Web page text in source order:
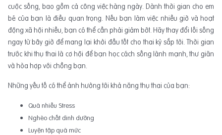
cuộc sống, bao gồm cả công việc hàng ngày. Dành thời gian cho em
bé của bạn là điều quan trọng. Nếu bạn làm việc nhiều giờ và hoạt
động xã hội nhiều, bạn có thể cần phải giảm bớt. Hãy thay đổi lối sống
ngay từ bây giờ để mang lại khởi đầu tốt cho thai kỳ sắp tới. Thời gian
trước khi thụ thai là cơ hội để bạn học cách sống lành mạnh, thư giãn
và hòa hợp với chồng bạn.
Những yếu tố có thể ảnh hưởng tới khả năng thụ thai của bạn:
Quá nhiều Stress
Nghèo chất dinh dưỡng
Luyện tập quá mức